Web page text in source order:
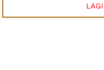
Penganalisis
LAGI